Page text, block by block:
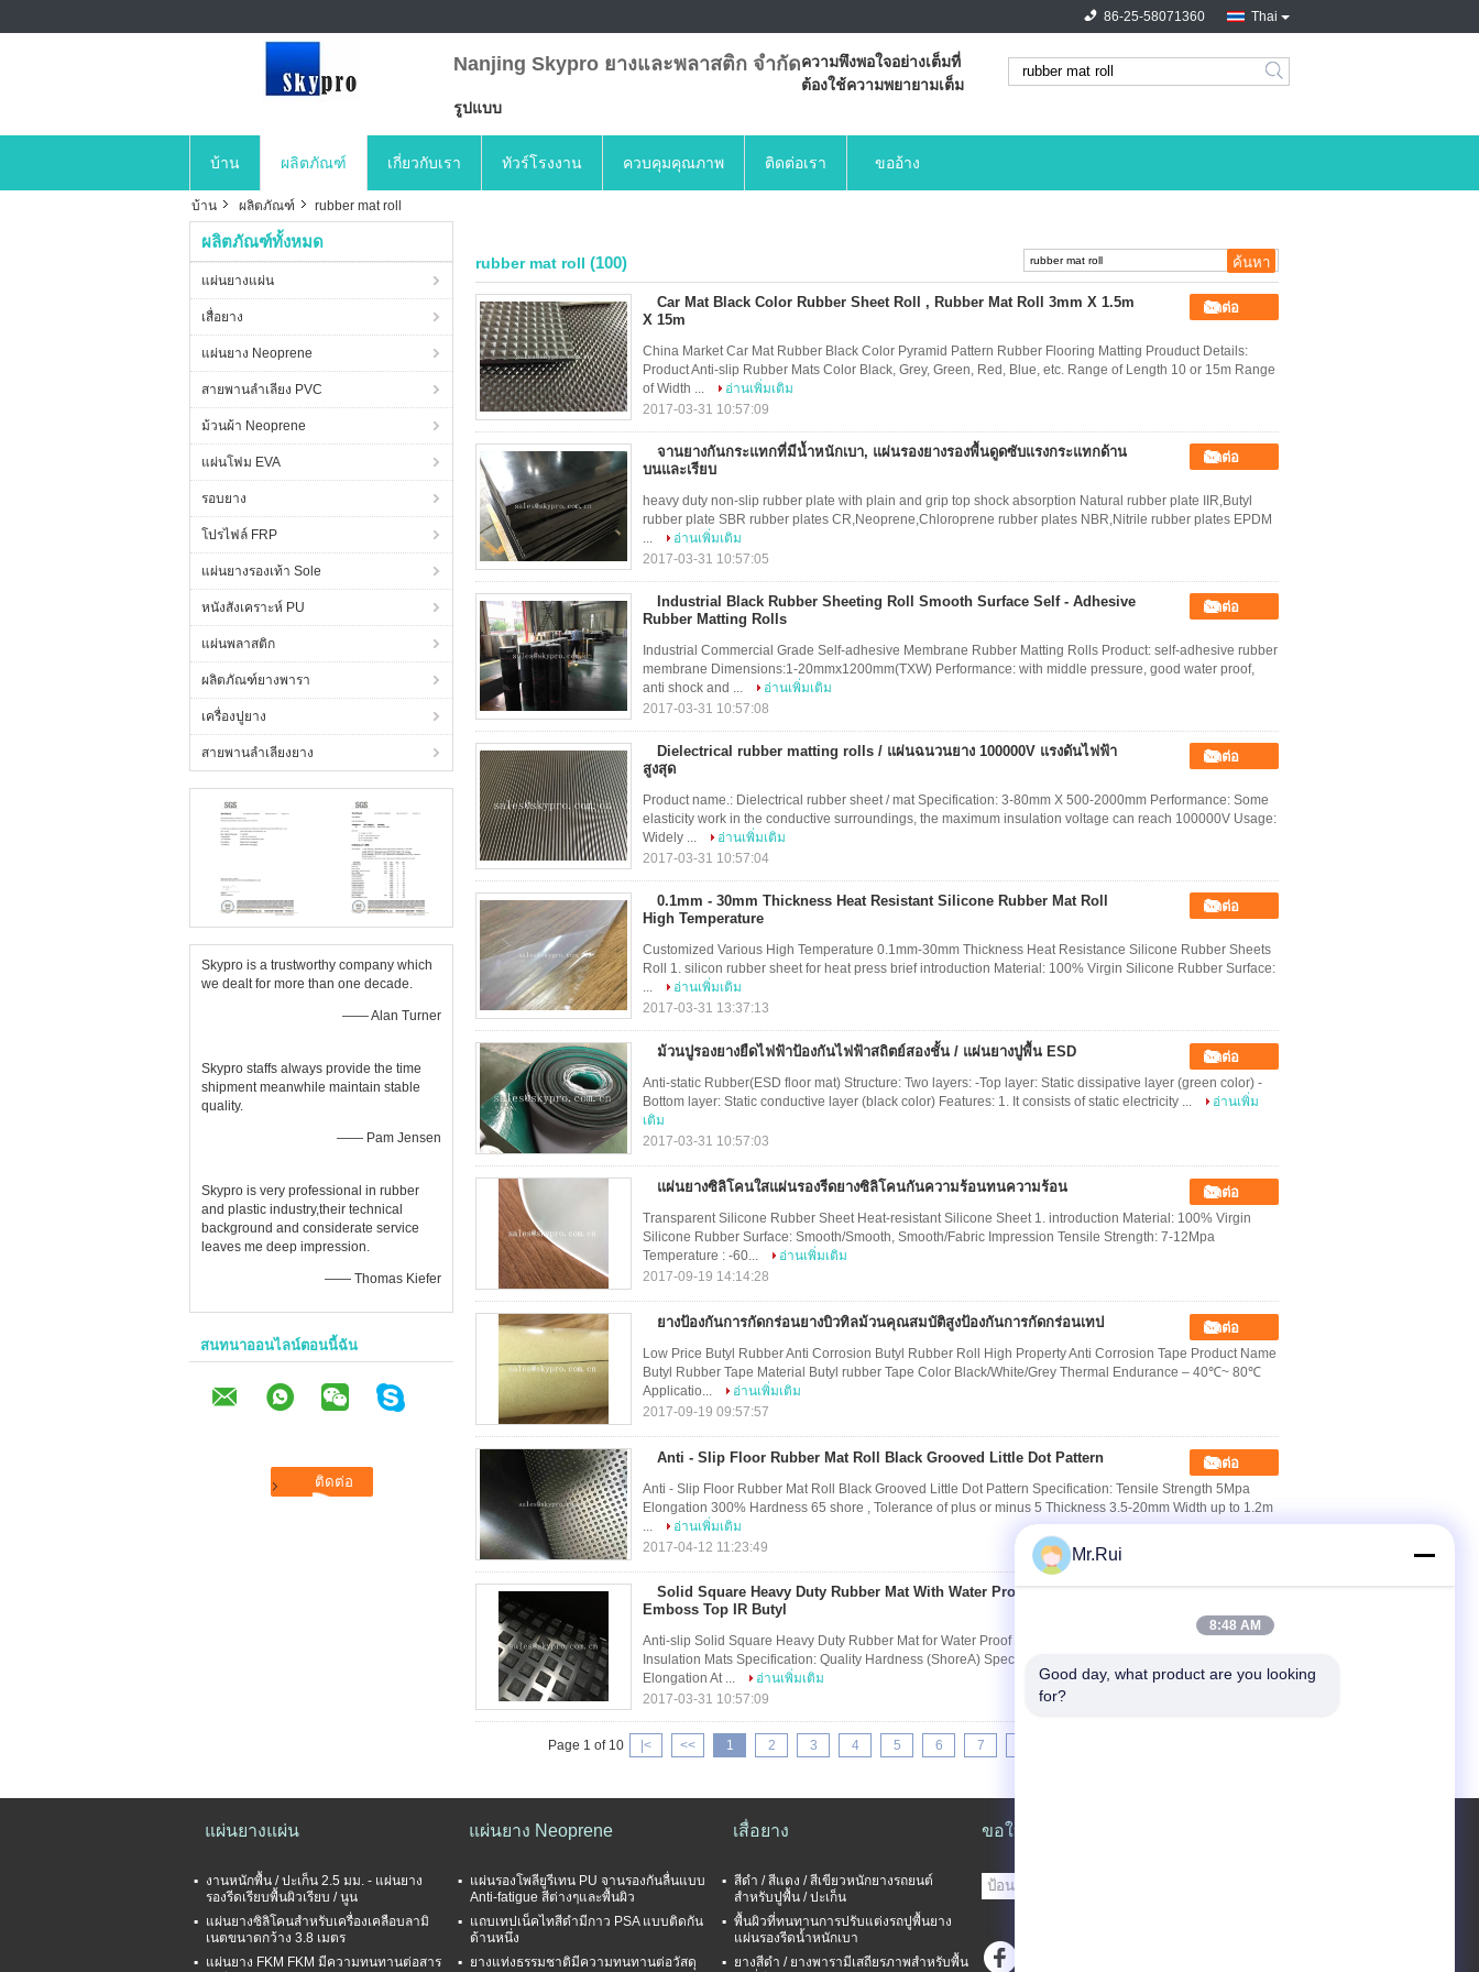
Thai
86-25-58071360
Nanjing Skypro ยางและพลาสติก จำกัดความพึงพอใจอย่างเต็มที่
ต้องใช้ความพยายามเต็ม
รูปแบบ
search
บ้าน ผลิตภัณฑ์ เกี่ยวกับเรา ทัวร์โรงงาน ควบคุมคุณภาพ ติดต่อเรา ขออ้าง
บ้าน ผลิตภัณฑ์ rubber mat roll
ผลิตภัณฑ์ทั้งหมด
แผ่นยางแผ่น
เสื่อยาง
แผ่นยาง Neoprene
สายพานลำเลียง PVC
ม้วนผ้า Neoprene
แผ่นโฟม EVA
รอบยาง
โปรไฟล์ FRP
แผ่นยางรองเท้า Sole
หนังสังเคราะห์ PU
แผ่นพลาสติก
ผลิตภัณฑ์ยางพารา
เครื่องปูยาง
สายพานลำเลียงยาง
Skypro is a trustworthy company which
we dealt for more than one decade.
—— Alan Turner
Skypro staffs always provide the time
shipment meanwhile maintain stable
quality.
—— Pam Jensen
Skypro is very professional in rubber
and plastic industry,their technical
background and considerate service
leaves me deep impression.
—— Thomas Kiefer
สนทนาออนไลน์ตอนนี้ฉัน
rubber mat roll (100)
Car Mat Black Color Rubber Sheet Roll , Rubber Mat Roll 3mm X 1.5m
X 15m
ติดต่อ
China Market Car Mat Rubber Black Color Pyramid Pattern Rubber Flooring Matting Prouduct Details:
Product Anti-slip Rubber Mats Color Black, Grey, Green, Red, Blue, etc. Range of Length 10 or 15m Range
of Width ...
อ่านเพิ่มเติม
2017-03-31 10:57:09
จานยางกันกระแทกที่มีน้ำหนักเบา, แผ่นรองยางรองพื้นดูดซับแรงกระแทกด้าน
บนและเรียบ
ติดต่อ
heavy duty non-slip rubber plate with plain and grip top shock absorption Natural rubber plate IIR,Butyl
rubber plate SBR rubber plates CR,Neoprene,Chloroprene rubber plates NBR,Nitrile rubber plates EPDM
...
อ่านเพิ่มเติม
2017-03-31 10:57:05
Industrial Black Rubber Sheeting Roll Smooth Surface Self - Adhesive
Rubber Matting Rolls
ติดต่อ
Industrial Commercial Grade Self-adhesive Membrane Rubber Matting Rolls Product: self-adhesive rubber
membrane Dimensions:1-20mmx1200mm(TXW) Performance: with middle pressure, good water proof,
anti shock and ...
อ่านเพิ่มเติม
2017-03-31 10:57:08
Dielectrical rubber matting rolls / แผ่นฉนวนยาง 100000V แรงดันไฟฟ้า
สูงสุด
ติดต่อ
Product name.: Dielectrical rubber sheet / mat Specification: 3-80mm X 500-2000mm Performance: Some
elasticity work in the conductive surroundings, the maximum insulation voltage can reach 100000V Usage:
Widely ...
อ่านเพิ่มเติม
2017-03-31 10:57:04
0.1mm - 30mm Thickness Heat Resistant Silicone Rubber Mat Roll
High Temperature
ติดต่อ
Customized Various High Temperature 0.1mm-30mm Thickness Heat Resistance Silicone Rubber Sheets
Roll 1. silicon rubber sheet for heat press brief introduction Material: 100% Virgin Silicone Rubber Surface:
...
อ่านเพิ่มเติม
2017-03-31 13:37:13
ม้วนปูรองยางยืดไฟฟ้าป้องกันไฟฟ้าสถิตย์สองชั้น / แผ่นยางปูพื้น ESD ติดต่อ
Anti-static Rubber(ESD floor mat) Structure: Two layers: -Top layer: Static dissipative layer (green color) -
Bottom layer: Static conductive layer (black color) Features: 1. It consists of static electricity ...
อ่านเพิ่ม
เติม
2017-03-31 10:57:03
แผ่นยางซิลิโคนใสแผ่นรองรีดยางซิลิโคนกันความร้อนทนความร้อน ติดต่อ
Transparent Silicone Rubber Sheet Heat-resistant Silicone Sheet 1. introduction Material: 100% Virgin
Silicone Rubber Surface: Smooth/Smooth, Smooth/Fabric Impression Tensile Strength: 7-12Mpa
Temperature : -60...
อ่านเพิ่มเติม
2017-09-19 14:14:28
ยางป้องกันการกัดกร่อนยางบิวทิลม้วนคุณสมบัติสูงป้องกันการกัดกร่อนเทป ติดต่อ
Low Price Butyl Rubber Anti Corrosion Butyl Rubber Roll High Property Anti Corrosion Tape Product Name
Butyl Rubber Tape Material Butyl rubber Tape Color Black/White/Grey Thermal Endurance – 40℃~ 80℃
Applicatio...
อ่านเพิ่มเติม
2017-09-19 09:57:57
Anti - Slip Floor Rubber Mat Roll Black Grooved Little Dot Pattern ติดต่อ
Anti - Slip Floor Rubber Mat Roll Black Grooved Little Dot Pattern Specification: Tensile Strength 5Mpa
Elongation 300% Hardness 65 shore , Tolerance of plus or minus 5 Thickness 3.5-20mm Width up to 1.2m
...
อ่านเพิ่มเติม
2017-04-12 11:23:49
Solid Square Heavy Duty Rubber Mat With Water Proof Black Color
Emboss Top IR Butyl
Anti-slip Solid Square Heavy Duty Rubber Mat for Water Proof Black Color Emboss Top IR Butyl Rubber
Insulation Mats Specification: Quality Hardness (ShoreA) Specific Gravity(g/m³) Tensile Strength
Elongation At ...
อ่านเพิ่มเติม
2017-03-31 10:57:09
Page 1 of 10 |< << 1 2 3 4 5 6 7
แผ่นยางแผ่น
งานหนักพื้น / ปะเก็น 2.5 มม. - แผ่นยาง
รองรีดเรียบพื้นผิวเรียบ / นูน
แผ่นยางซิลิโคนสำหรับเครื่องเคลือบลามิ
เนตขนาดกว้าง 3.8 เมตร
แผ่นยาง FKM FKM มีความทนทานต่อสาร
แผ่นยาง Neoprene
แผ่นรองโพลียูรีเทน PU จานรองกันลื่นแบบ
Anti-fatigue สีต่างๆและพื้นผิว
แถบเทปเน็คไทสีดำมีกาว PSA แบบติดกัน
ด้านหนึ่ง
ยางแท่งธรรมชาติมีความทนทานต่อวัสดุ
เสื่อยาง
สีดำ / สีแดง / สีเขียวหนักยางรถยนต์
สำหรับปูพื้น / ปะเก็น
พื้นผิวที่ทนทานการปรับแต่งรถปูพื้นยาง
แผ่นรองรีดน้ำหนักเบา
ยางสีดำ / ยางพารามีเสถียรภาพสำหรับพื้น
ขอใบเสนอราคา
Mr.Rui
8:48 AM
Good day, what product are you looking
for?